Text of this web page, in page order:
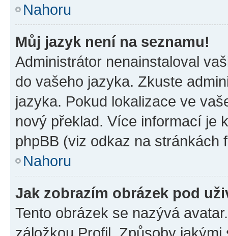
Nahoru
Můj jazyk není na seznamu!
Administrátor nenainstaloval
do vašeho jazyka. Zkuste
jazyka. Pokud lokalizace ve
nový překlad. Více informací je
phpBB (viz odkaz na stránkách
Nahoru
Jak zobrazím obrázek pod
Tento obrázek se nazývá
záložkou Profil. Způsoby